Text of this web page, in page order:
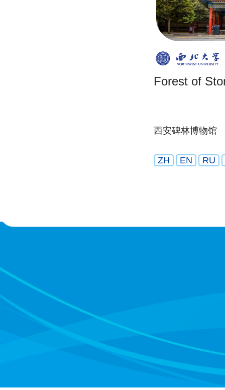
Forest of
西安碑林博物馆
ZH EN RU